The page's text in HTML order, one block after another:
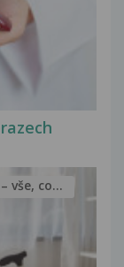
vše, co...